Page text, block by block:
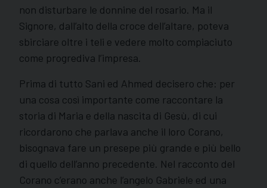
non disturbare le donnine del rosario. Ma il
Signore, dall’alto della croce dell’altare, poteva
sbirciare oltre i teli e vedere molto compiaciuto
come progrediva l’impresa.
Prima di tutto Sani ed Ahmed decisero che: per
una cosa così importante come raccontare la
storia di Maria e della nascita di Gesù, di cui
ricordarono che parlava anche il loro Corano,
bisognava fare un presepe più grande e più bello
di quello dell’anno precedente. Nel racconto del
Corano c’erano anche l’angelo Gabriele ed una